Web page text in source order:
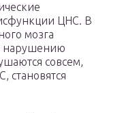
ЦНС. В
мозга
нарушению
совсем,
становятся